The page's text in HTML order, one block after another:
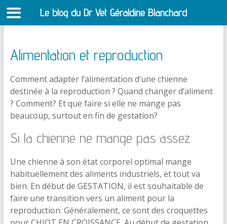
Alimentation et reproduction
Comment adapter l’alimentation d’une chienne
destinée à la reproduction ? Quand changer d’aliment
? Comment? Et que faire si elle ne mange pas
beaucoup, surtout en fin de gestation?
Si la chienne ne mange pas assez
Une chienne à son état corporel optimal mange
habituellement des aliments industriels, et tout va
bien. En début de GESTATION, il est souhaitable de
faire une transition vers un aliment pour la
reproduction. Généralement, ce sont des croquettes
Le blog du Dr Vet Géraldine Blanchard